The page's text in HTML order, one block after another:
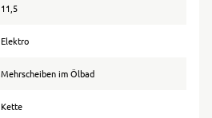
11,5
Elektro
Mehrscheiben im Ölbad
Kette